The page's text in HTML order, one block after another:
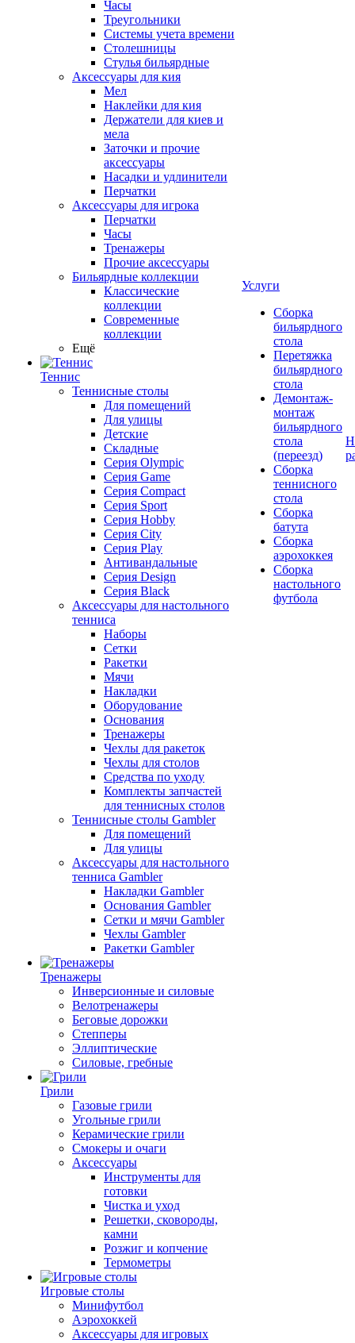
Часы
Треугольники
Системы учета времени
Столешницы
Стулья бильярдные
Аксессуары для кия
Мел
Наклейки для кия
Держатели для киев и
мела
Заточки и прочие
аксессуары
Насадки и удлинители
Перчатки
Аксессуары для игрока
Перчатки
Часы
Тренажеры
Прочие аксессуары
Бильярдные коллекции
Классические
коллекции
Современные
коллекции
Ещё
Теннис
Теннисные столы
Для помещений
Для улицы
Детские
Складные
Серия Olympic
Серия Game
Серия Compact
Серия Sport
Серия Hobby
Серия City
Серия Play
Антивандальные
Серия Design
Серия Black
Аксессуары для настольного
тенниса
Наборы
Сетки
Ракетки
Мячи
Накладки
Оборудование
Основания
Тренажеры
Чехлы для ракеток
Чехлы для столов
Средства по уходу
Комплекты запчастей
для теннисных столов
Теннисные столы Gambler
Для помещений
Для улицы
Аксессуары для настольного
тенниса Gambler
Накладки Gambler
Основания Gambler
Сетки и мячи Gambler
Чехлы Gambler
Ракетки Gambler
Тренажеры
Инверсионные и силовые
Велотренажеры
Беговые дорожки
Степперы
Эллиптические
Силовые, гребные
Грили
Газовые грили
Угольные грили
Керамические грили
Смокеры и очаги
Аксессуары
Инструменты для
готовки
Чистка и уход
Решетки, сковороды,
камни
Розжиг и копчение
Термометры
Игровые столы
Минифутбол
Аэрохоккей
Аксессуары для игровых
Услуги
Сборка
бильярдного
стола
Перетяжка
бильярдного
стола
Демонтаж-
монтаж
бильярдного
стола
(переезд)
Сборка
теннисного
стола
Сборка
батута
Сборка
аэрохоккея
Сборка
настольного
футбола